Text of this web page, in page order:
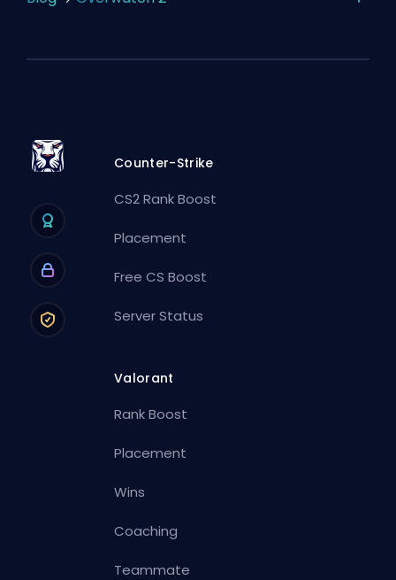
Counter-Strike
CS2 Rank Boost
Placement
Free CS Boost
Server Status
Valorant
Rank Boost
Placement
Wins
Coaching
Teammate